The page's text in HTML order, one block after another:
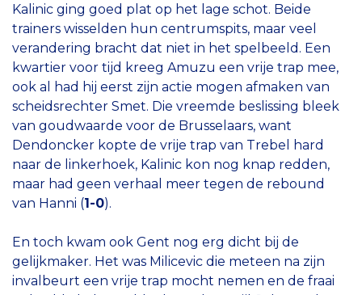
Kalinic ging goed plat op het lage schot. Beide
trainers wisselden hun centrumspits, maar veel
verandering bracht dat niet in het spelbeeld. Een
kwartier voor tijd kreeg Amuzu een vrije trap mee,
ook al had hij eerst zijn actie mogen afmaken van
scheidsrechter Smet. Die vreemde beslissing bleek
van goudwaarde voor de Brusselaars, want
Dendoncker kopte de vrije trap van Trebel hard
naar de linkerhoek, Kalinic kon nog knap redden,
maar had geen verhaal meer tegen de rebound
van Hanni (1-0).
En toch kwam ook Gent nog erg dicht bij de
gelijkmaker. Het was Milicevic die meteen na zijn
invalbeurt een vrije trap mocht nemen en de fraai